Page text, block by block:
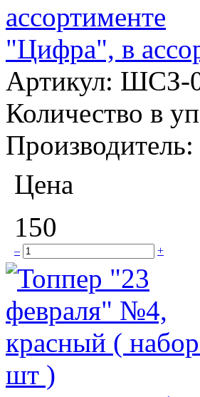
"Цифра", в
Артикул: ШСЗ-
Количество в
Производитель:
Цена
150
– +